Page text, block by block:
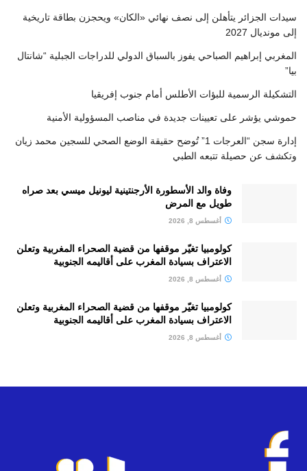
سيدات الجزائر يتأهلن إلى نصف نهائي «الكان» ويحجزن بطاقة تاريخية
إلى مونديال 2027
المغربي إبراهيم الصباحي يفوز بالسباق الدولي للدراجات الجبلية “شانتال
بيا”
التشكيلة الرسمية للبؤات الأطلس أمام جنوب إفريقيا
حموشي يؤشر على تعيينات جديدة في مناصب المسؤولية الأمنية
إدارة سجن “العرجات 1” تُوضح حقيقة الوضع الصحي للسجين محمد زيان
وتكشف عن حصيلة تتبعه الطبي
وفاة والد الأسطورة الأرجنتينية ليونيل ميسي بعد صراه
طويل مع المرض
أغسطس 8, 2026
كولومبيا تغيّر موقفها من قضية الصحراء المغربية وتعلن
الاعتراف بسيادة المغرب على أقاليمه الجنوبية
أغسطس 8, 2026
كولومبيا تغيّر موقفها من قضية الصحراء المغربية وتعلن
الاعتراف بسيادة المغرب على أقاليمه الجنوبية
أغسطس 8, 2026